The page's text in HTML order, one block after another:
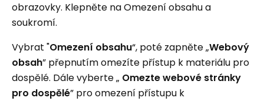
obrazovky. Klepněte na Omezení obsahu a
soukromí.
Vybrat "Omezení obsahu“, poté zapněte „Webový
obsah” přepnutím omezíte přístup k materiálu pro
dospělé. Dále vyberte „ Omezte webové stránky
pro dospělé” pro omezení přístupu k